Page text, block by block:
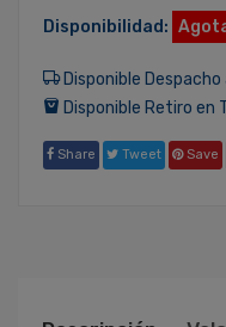
Disponibilidad:
Disponible Despacho
Disponible Retiro en
Share Tweet Save